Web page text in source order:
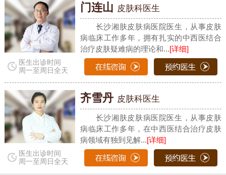
医生出诊时间
周一至周日全天
门连山 皮肤科医生
长沙湘肤皮肤病医院医生，从事皮肤
病临床工作多年，拥有扎实的中西医结合
治疗皮肤疑难病的理论和...[详细]
医生出诊时间
周一至周日全天
齐雪丹 皮肤科医生
长沙湘肤皮肤病医院医生，从事皮肤
病临床工作多年，在中西医结合治疗皮肤
病领域有独到见解...[详细]